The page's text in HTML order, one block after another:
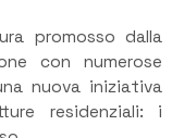
promosso dalla
con numerose
nuova iniziativa
residenziali: i